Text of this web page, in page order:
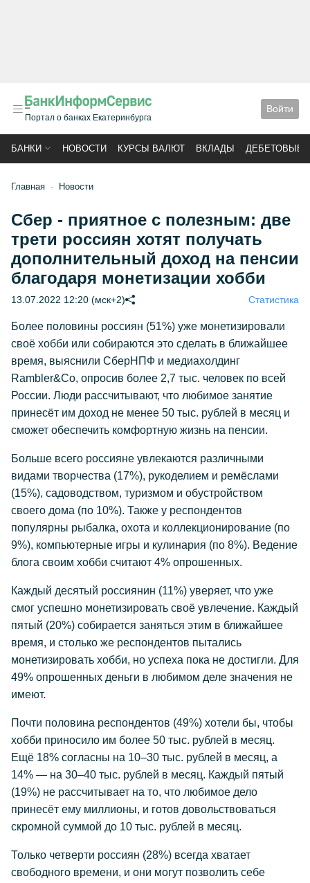
Портал о банках Екатеринбурга
Войти
БАНКИ НОВОСТИ КУРСЫ ВАЛЮТ ВКЛАДЫ ДЕБЕТОВЫЕ
Главная Новости
Сбер - приятное с полезным: две
трети россиян хотят получать
дополнительный доход на пенсии
благодаря монетизации хобби
13.07.2022 12:20 (мск+2) Статистика
Более половины россиян (51%) уже монетизировали
своё хобби или собираются это сделать в ближайшее
время, выяснили СберНПФ и медиахолдинг
Rambler&Co, опросив более 2,7 тыс. человек по всей
России. Люди рассчитывают, что любимое занятие
принесёт им доход не менее 50 тыс. рублей в месяц и
сможет обеспечить комфортную жизнь на пенсии.
Больше всего россияне увлекаются различными
видами творчества (17%), рукоделием и ремёслами
(15%), садоводством, туризмом и обустройством
своего дома (по 10%). Также у респондентов
популярны рыбалка, охота и коллекционирование (по
9%), компьютерные игры и кулинария (по 8%). Ведение
блога своим хобби считают 4% опрошенных.
Каждый десятый россиянин (11%) уверяет, что уже
смог успешно монетизировать своё увлечение. Каждый
пятый (20%) собирается заняться этим в ближайшее
время, и столько же респондентов пытались
монетизировать хобби, но успеха пока не достигли. Для
49% опрошенных деньги в любимом деле значения не
имеют.
Почти половина респондентов (49%) хотели бы, чтобы
хобби приносило им более 50 тыс. рублей в месяц.
Ещё 18% согласны на 10–30 тыс. рублей в месяц, а
14% — на 30–40 тыс. рублей в месяц. Каждый пятый
(19%) не рассчитывает на то, что любимое дело
принесёт ему миллионы, и готов довольствоваться
скромной суммой до 10 тыс. рублей в месяц.
Только четверти россиян (28%) всегда хватает
свободного времени, и они могут позволить себе